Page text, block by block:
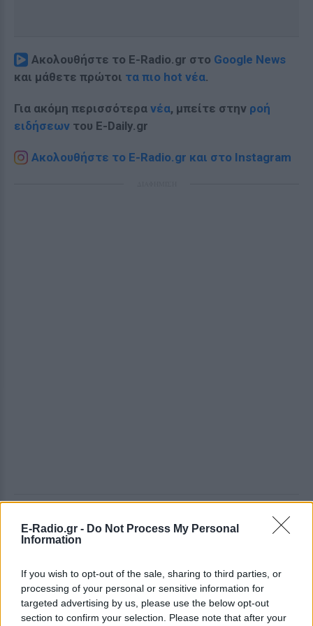
E-Radio.gr - Do Not Process My Personal
Information
If you wish to opt-out of the sale, sharing to third parties, or
processing of your personal or sensitive information for
targeted advertising by us, please use the below opt-out
section to confirm your selection. Please note that after your
Ακολουθήστε το E-Radio.gr στο Google News
και μάθετε πρώτοι τα πιο hot νέα.
Για ακόμη περισσότερα νέα, μπείτε στην ροή
ειδήσεων του E-Daily.gr
Ακολουθήστε το E-Radio.gr και στο Instagram
ΔΕΙΤΕ ΕΠΙΣΗΣ
«Θέλω τον μπαμπά μου»: Το
βίντεο της μεθυσμένης οδηγού
που σκότωσε νύφη ώρες μετά